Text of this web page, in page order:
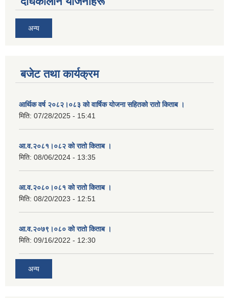
अन्य
बजेट तथा कार्यक्रम
आर्थिक वर्ष २०८२।०८३ को वार्षिक योजना सहितको रातो किताब ।
मिति: 07/28/2025 - 15:41
आ.व.२०८१।०८२ को रातो किताब ।
मिति: 08/06/2024 - 13:35
आ.व.२०८०।०८१ को रातो किताब ।
मिति: 08/20/2023 - 12:51
आ.व.२०७९।०८० को रातो किताब ।
मिति: 09/16/2022 - 12:30
अन्य